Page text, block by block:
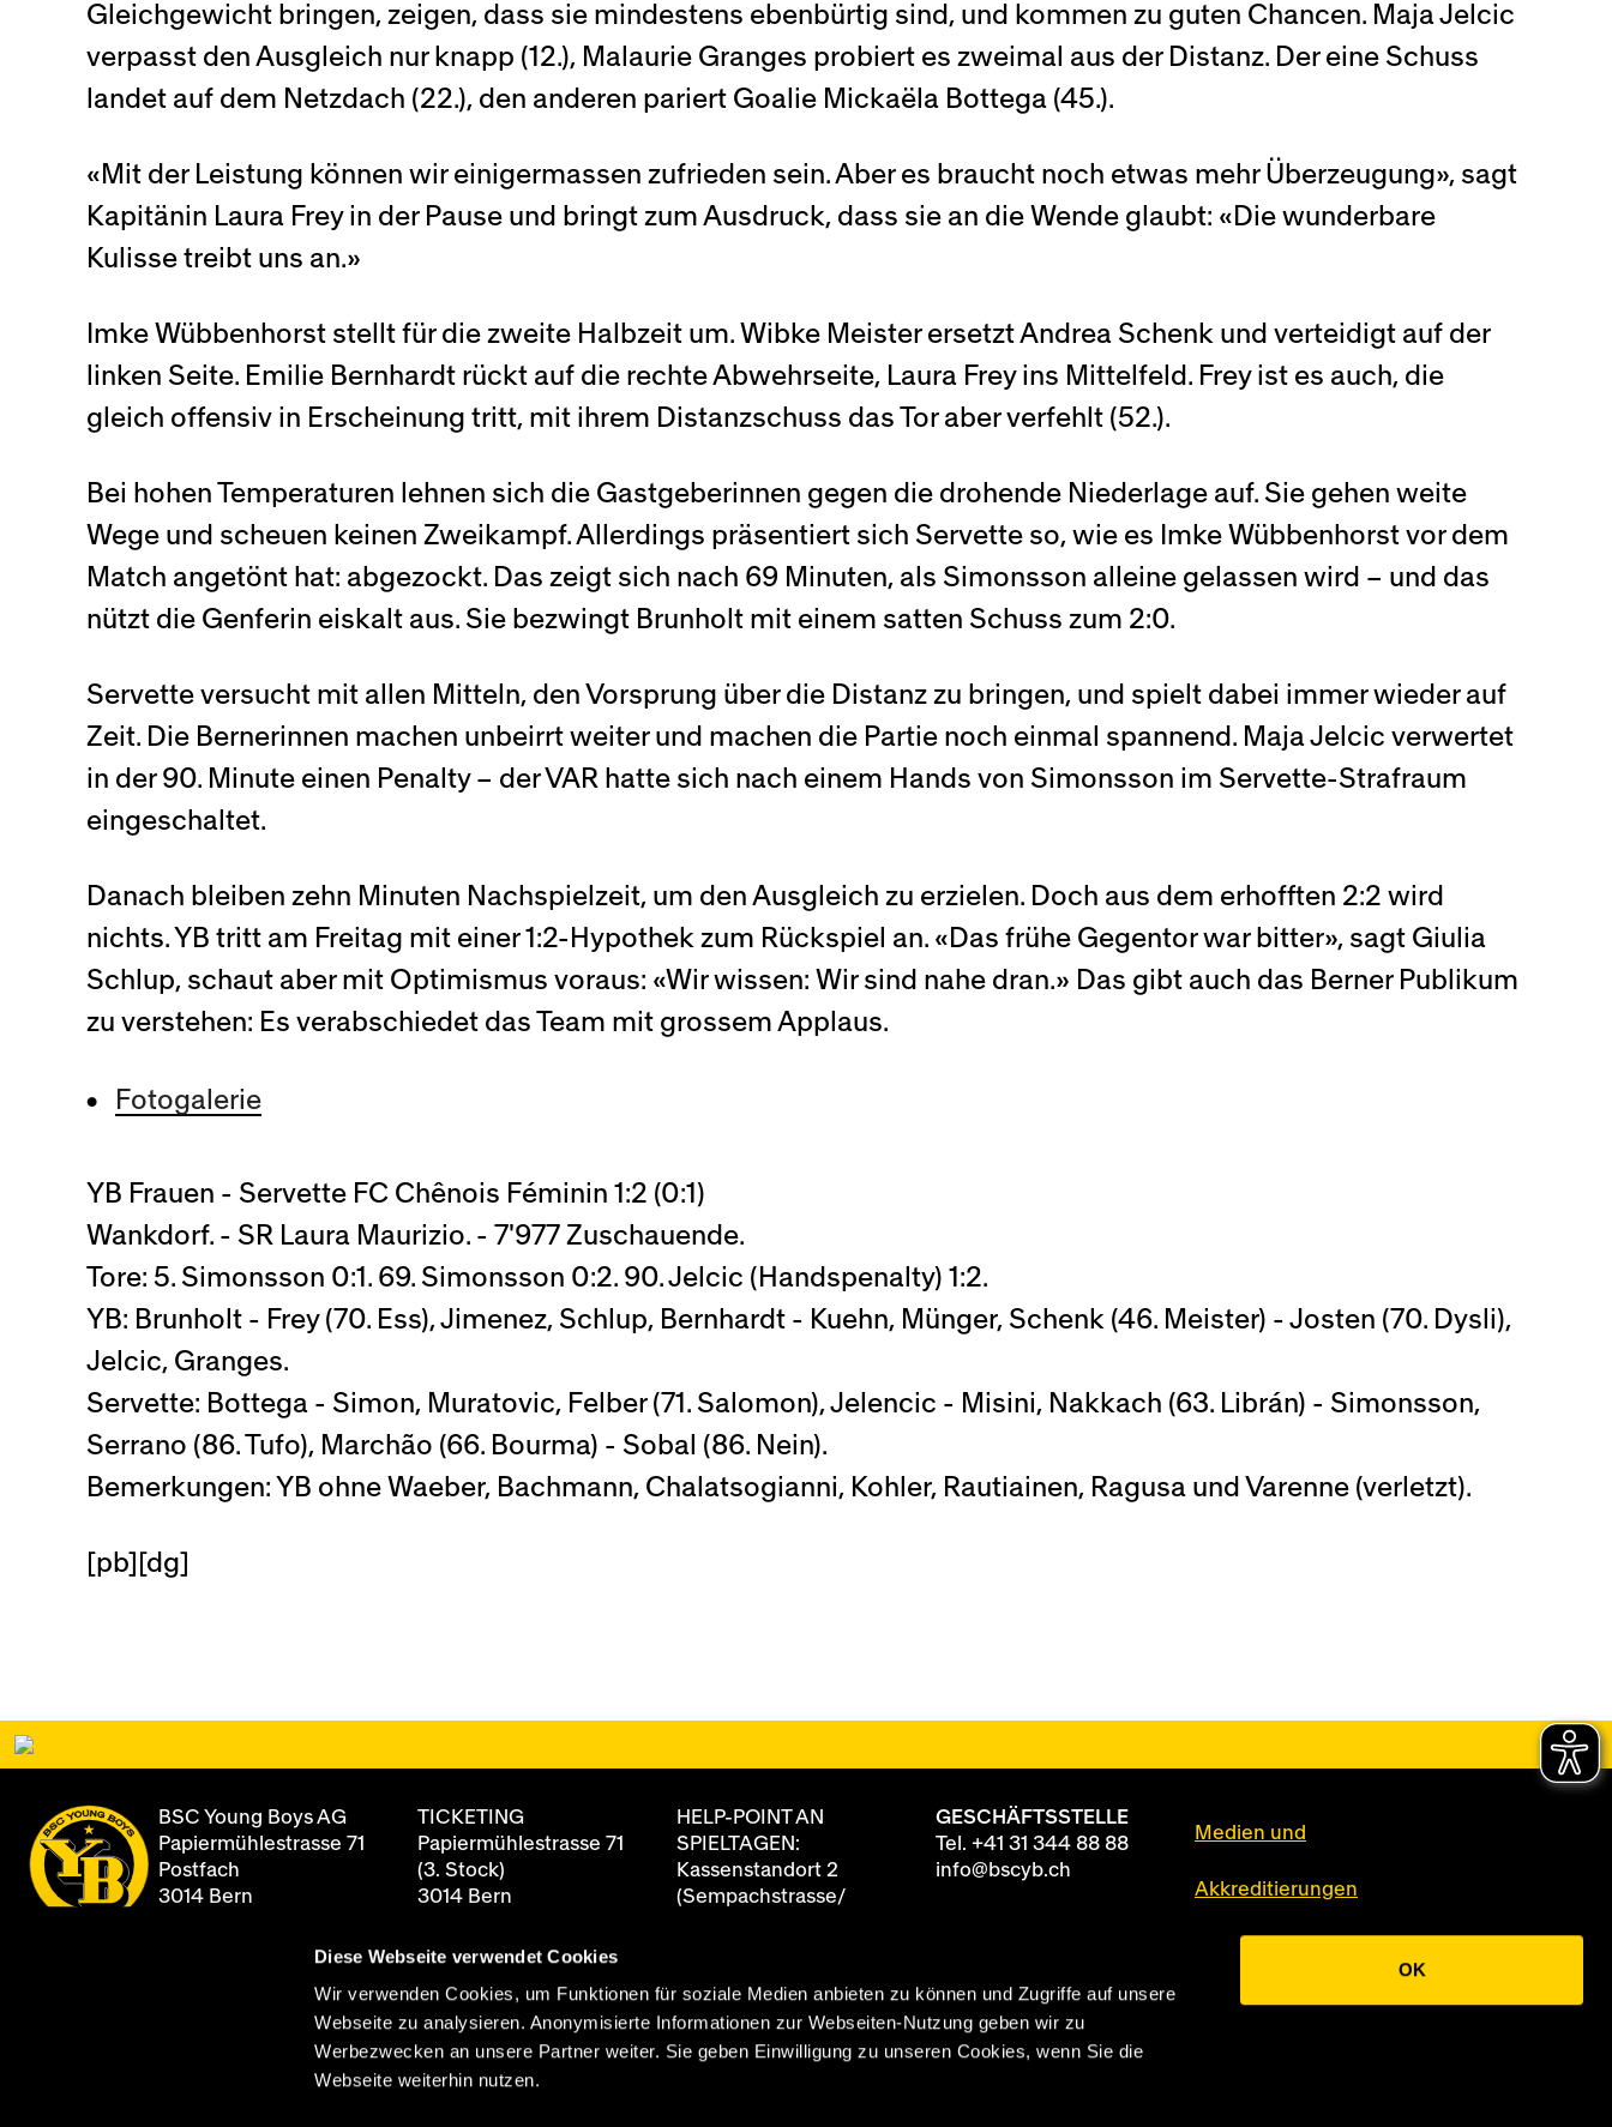
Diese Webseite verwendet Cookies
Wir verwenden Cookies, um Funktionen für soziale Medien anbieten zu können und Zugriffe auf unsere
Webseite zu analysieren. Anonymisierte Informationen zur Webseiten-Nutzung geben wir zu
Werbezwecken an unsere Partner weiter. Sie geben Einwilligung zu unseren Cookies, wenn Sie die
Webseite weiterhin nutzen.
OK
Gleichgewicht bringen, zeigen, dass sie mindestens ebenbürtig sind, und kommen zu guten Chancen. Maja Jelcic
verpasst den Ausgleich nur knapp (12.), Malaurie Granges probiert es zweimal aus der Distanz. Der eine Schuss
landet auf dem Netzdach (22.), den anderen pariert Goalie Mickaëla Bottega (45.).
«Mit der Leistung können wir einigermassen zufrieden sein. Aber es braucht noch etwas mehr Überzeugung», sagt
Kapitänin Laura Frey in der Pause und bringt zum Ausdruck, dass sie an die Wende glaubt: «Die wunderbare
Kulisse treibt uns an.»
Imke Wübbenhorst stellt für die zweite Halbzeit um. Wibke Meister ersetzt Andrea Schenk und verteidigt auf der
linken Seite. Emilie Bernhardt rückt auf die rechte Abwehrseite, Laura Frey ins Mittelfeld. Frey ist es auch, die
gleich offensiv in Erscheinung tritt, mit ihrem Distanzschuss das Tor aber verfehlt (52.).
Bei hohen Temperaturen lehnen sich die Gastgeberinnen gegen die drohende Niederlage auf. Sie gehen weite
Wege und scheuen keinen Zweikampf. Allerdings präsentiert sich Servette so, wie es Imke Wübbenhorst vor dem
Match angetönt hat: abgezockt. Das zeigt sich nach 69 Minuten, als Simonsson alleine gelassen wird – und das
nützt die Genferin eiskalt aus. Sie bezwingt Brunholt mit einem satten Schuss zum 2:0.
Servette versucht mit allen Mitteln, den Vorsprung über die Distanz zu bringen, und spielt dabei immer wieder auf
Zeit. Die Bernerinnen machen unbeirrt weiter und machen die Partie noch einmal spannend. Maja Jelcic verwertet
in der 90. Minute einen Penalty – der VAR hatte sich nach einem Hands von Simonsson im Servette-Strafraum
eingeschaltet.
Danach bleiben zehn Minuten Nachspielzeit, um den Ausgleich zu erzielen. Doch aus dem erhofften 2:2 wird
nichts. YB tritt am Freitag mit einer 1:2-Hypothek zum Rückspiel an. «Das frühe Gegentor war bitter», sagt Giulia
Schlup, schaut aber mit Optimismus voraus: «Wir wissen: Wir sind nahe dran.» Das gibt auch das Berner Publikum
zu verstehen: Es verabschiedet das Team mit grossem Applaus.
Fotogalerie
YB Frauen - Servette FC Chênois Féminin 1:2 (0:1)
Wankdorf. - SR Laura Maurizio. - 7'977 Zuschauende.
Tore: 5. Simonsson 0:1. 69. Simonsson 0:2. 90. Jelcic (Handspenalty) 1:2.
YB: Brunholt - Frey (70. Ess), Jimenez, Schlup, Bernhardt - Kuehn, Münger, Schenk (46. Meister) - Josten (70. Dysli),
Jelcic, Granges.
Servette: Bottega - Simon, Muratovic, Felber (71. Salomon), Jelencic - Misini, Nakkach (63. Librán) - Simonsson,
Serrano (86. Tufo), Marchão (66. Bourma) - Sobal (86. Nein).
Bemerkungen: YB ohne Waeber, Bachmann, Chalatsogianni, Kohler, Rautiainen, Ragusa und Varenne (verletzt).
[pb][dg]
BSC Young Boys AG
Papiermühlestrasse 71
Postfach
3014 Bern
TICKETING
Papiermühlestrasse 71
(3. Stock)
3014 Bern
+41 31 344 88 88
Öffnungszeiten
Montag - Freitag
08:00 - 12:00 Uhr
13:00 - 17:00 Uhr
HELP-POINT AN
SPIELTAGEN:
Kassenstandort 2
(Sempachstrasse/
90 Minuten vor
GESCHÄFTSSTELLE
Tel. +41 31 344 88 88
info@bscyb.ch
Medien und
Akkreditierungen
Datenschutz
Impressum